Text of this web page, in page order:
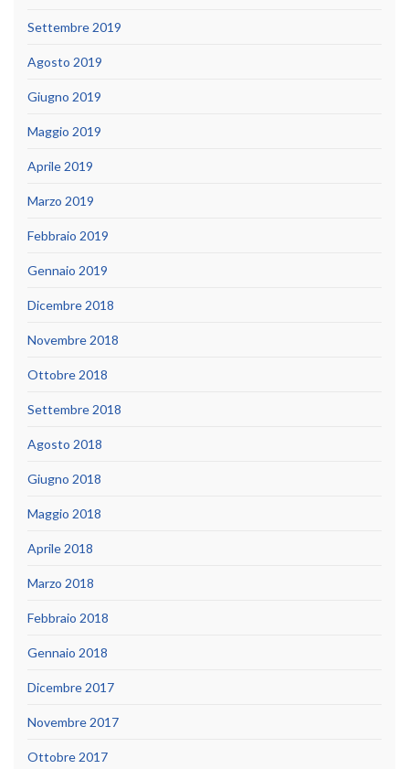
Settembre 2019
Agosto 2019
Giugno 2019
Maggio 2019
Aprile 2019
Marzo 2019
Febbraio 2019
Gennaio 2019
Dicembre 2018
Novembre 2018
Ottobre 2018
Settembre 2018
Agosto 2018
Giugno 2018
Maggio 2018
Aprile 2018
Marzo 2018
Febbraio 2018
Gennaio 2018
Dicembre 2017
Novembre 2017
Ottobre 2017